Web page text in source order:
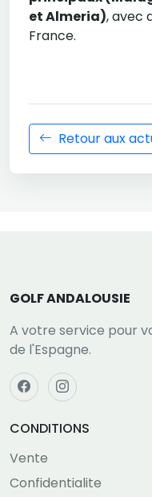
et Almeria), avec
France.
Retour aux
GOLF ANDALOUSIE
A votre service pour
de l'Espagne.
CONDITIONS
Vente
Confidentialite